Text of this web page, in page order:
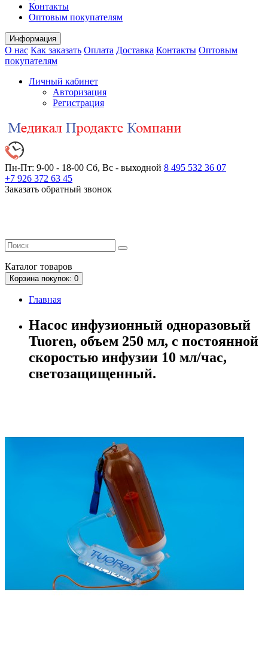
Контакты
Оптовым покупателям
Информация
О нас Как заказать Оплата Доставка Контакты Оптовым
покупателям
Личный кабинет
Авторизация
Регистрация
Пн-Пт: 9-00 - 18-00 Сб, Вс - выходной 8 495 532 36 07
+7 926 372 63 45
Заказать обратный звонок
Каталог товаров
Корзинапокупок: 0
Главная
Насос инфузионный одноразовый
Tuoren, объем 250 мл, с постоянной
скоростью инфузии 10 мл/час,
светозащищенный.